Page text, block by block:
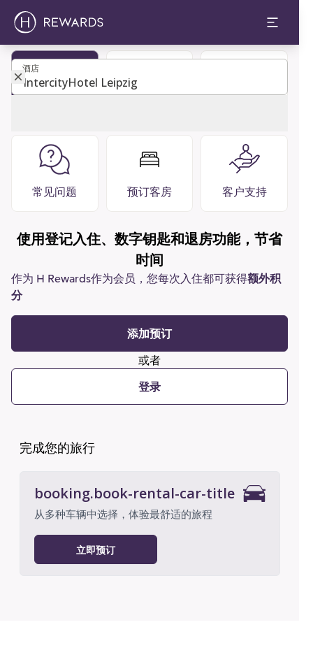
酒店
酒店
常见问题 预订客房 客户支持
使用登记入住、数字钥匙和退房功能，节省
时间
作为 H Rewards作为会员，您每次入住都可获得额外积
分
添加预订
或者
登录
完成您的旅行
booking.book-rental-car-title
从多种车辆中选择，体验最舒适的旅程
立即预订